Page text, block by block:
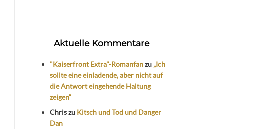
Aktuelle Kommentare
"Kaiserfront Extra"-Romanfanzu „Ich
sollte eine einladende, aber nicht auf
die Antwort eingehende Haltung
zeigen“
Chriszu Kitsch und Tod und Danger
Dan